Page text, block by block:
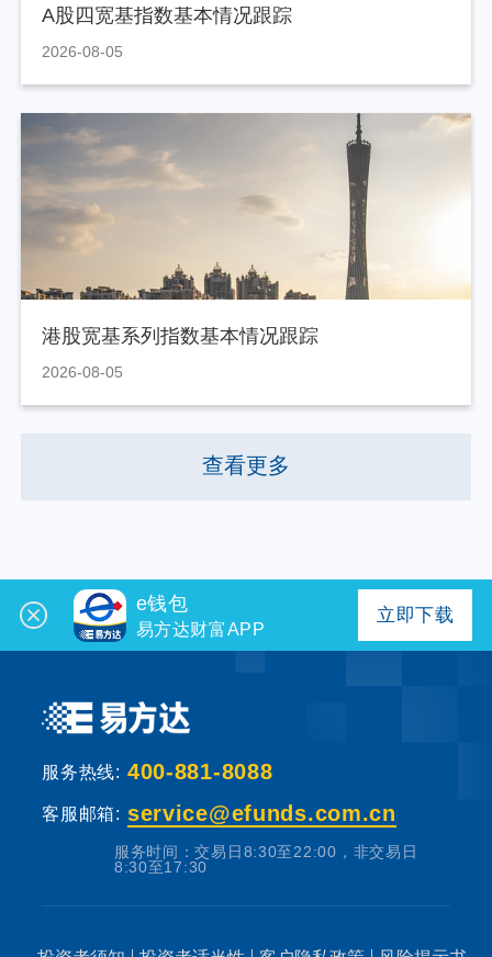
A股四宽基指数基本情况跟踪
2026-08-05
港股宽基系列指数基本情况跟踪
2026-08-05
查看更多
e钱包
易方达财富APP
立即下载
服务热线: 400-881-8088
客服邮箱: service@efunds.com.cn
服务时间：交易日8:30至22:00，非交易日
8:30至17:30